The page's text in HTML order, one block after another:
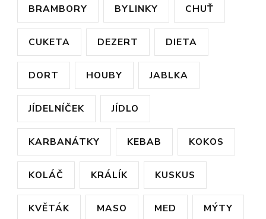
BRAMBORY BYLINKY CHUŤ
CUKETA DEZERT DIETA
DORT HOUBY JABLKA
JÍDELNÍČEK JÍDLO
KARBANÁTKY KEBAB KOKOS
KOLÁČ KRÁLÍK KUSKUS
KVĚTÁK MASO MED MÝTY